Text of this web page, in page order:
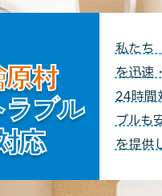
村
ブル
応
私たち
を迅速
24時間
ブルも
を提供